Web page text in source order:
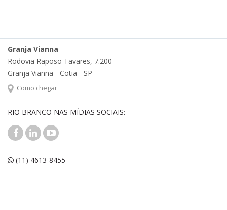
Granja Vianna
Rodovia Raposo Tavares, 7.200
Granja Vianna - Cotia - SP
Como chegar
RIO BRANCO NAS MÍDIAS SOCIAIS:
(11) 4613-8455